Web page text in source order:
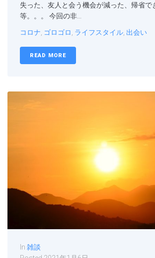
失った、友人と会う機会が減った、帰省で
等。。。 今回の非...
コロナ ゴロゴロ ライフスタイル 出会い
READ MORE
In 雑談